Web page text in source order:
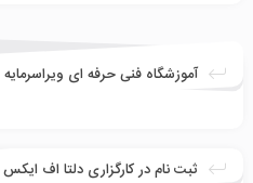
آموزشگاه فنی حرفه ای ویراسرمایه
ثبت نام در کارگزاری دلتا اف ایکس